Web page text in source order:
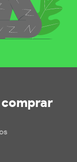
comprar